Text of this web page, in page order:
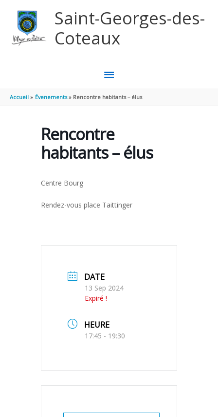
Saint-Georges-des-
Coteaux
MENU
PRINCIPAL
Accueil Évenements Rencontre habitants – élus
Rencontre
habitants – élus
Centre Bourg
Rendez-vous place Taittinger
DATE
13 Sep 2024
Expiré !
HEURE
17:45 - 19:30